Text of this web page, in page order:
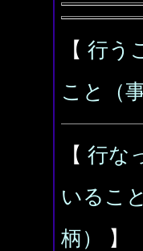
【 行う
こと（
【 行な
いるこ
柄）
】